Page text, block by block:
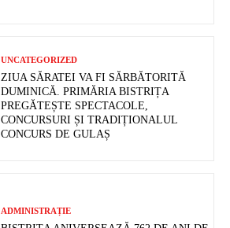
UNCATEGORIZED
ZIUA SĂRATEI VA FI SĂRBĂTORITĂ
DUMINICĂ. PRIMĂRIA BISTRIȚA
PREGĂTEȘTE SPECTACOLE,
CONCURSURI ȘI TRADIȚIONALUL
CONCURS DE GULAȘ
ADMINISTRAȚIE